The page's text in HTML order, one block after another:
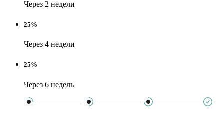
Через 2 недели
25%
Через 4 недели
25%
Через 6 недель